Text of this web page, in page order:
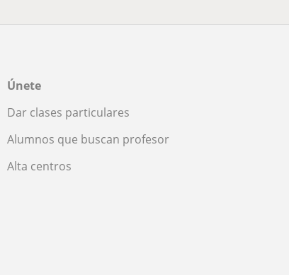
Únete
Dar clases particulares
Alumnos que buscan profesor
Alta centros